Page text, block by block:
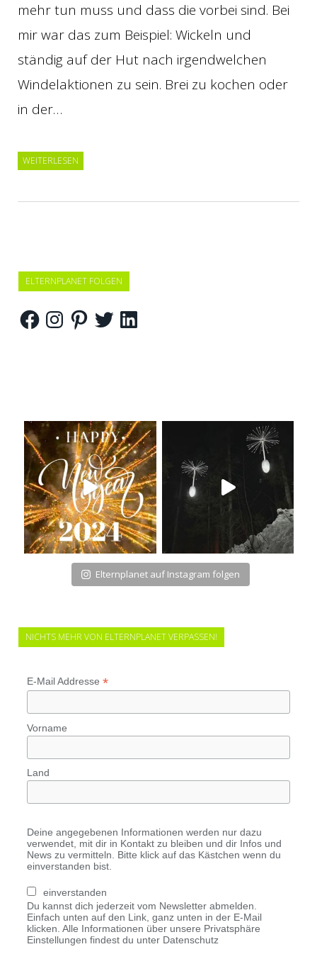
mehr tun muss und dass die vorbei sind. Bei
mir war das zum Beispiel: Wickeln und
ständig auf der Hut nach irgendwelchen
Windelaktionen zu sein. Brei zu kochen oder
in der…
WEITERLESEN
ELTERNPLANET FOLGEN
FacebookInstagramPinterestTwitterLinkedIn
Elternplanet auf Instagram folgen
NICHTS MEHR VON ELTERNPLANET VERPASSEN!
E-Mail Addresse *
Vorname
Land
Deine angegebenen Informationen werden nur dazu
verwendet, mit dir in Kontakt zu bleiben und dir Infos und
News zu vermitteln. Bitte klick auf das Kästchen wenn du
einverstanden bist.
einverstanden
Du kannst dich jederzeit vom Newsletter abmelden.
Einfach unten auf den Link, ganz unten in der E-Mail
klicken. Alle Informationen über unsere Privatsphäre
Einstellungen findest du unter Datenschutz